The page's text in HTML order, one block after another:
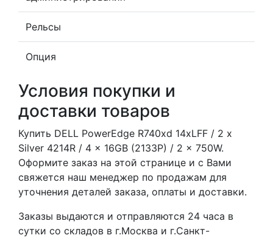
Рельсы
Опция
Условия покупки и
доставки товаров
Купить DELL PowerEdge R740xd 14xLFF / 2 x
Silver 4214R / 4 x 16GB (2133P) / 2 x 750W.
Оформите заказ на этой странице и с Вами
свяжется наш менеджер по продажам для
уточнения деталей заказа, оплаты и доставки.
Заказы выдаются и отправляются 24 часа в
сутки со складов в г.Москва и г.Санкт-